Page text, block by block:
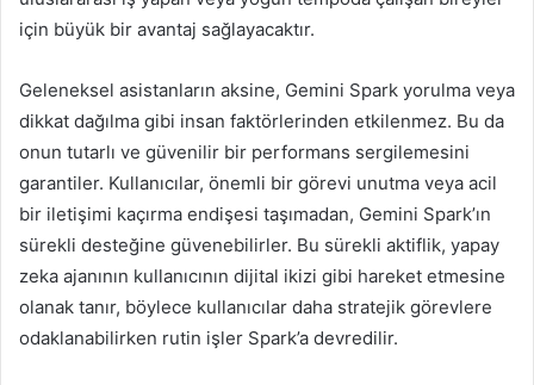
için büyük bir avantaj sağlayacaktır.
Geleneksel asistanların aksine, Gemini Spark yorulma veya
dikkat dağılma gibi insan faktörlerinden etkilenmez. Bu da
onun tutarlı ve güvenilir bir performans sergilemesini
garantiler. Kullanıcılar, önemli bir görevi unutma veya acil
bir iletişimi kaçırma endişesi taşımadan, Gemini Spark’ın
sürekli desteğine güvenebilirler. Bu sürekli aktiflik, yapay
zeka ajanının kullanıcının dijital ikizi gibi hareket etmesine
olanak tanır, böylece kullanıcılar daha stratejik görevlere
odaklanabilirken rutin işler Spark’a devredilir.